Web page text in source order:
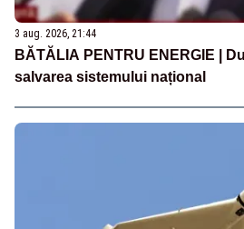
3 aug. 2026, 21:44
BĂTĂLIA PENTRU ENERGIE |
salvarea sistemului național